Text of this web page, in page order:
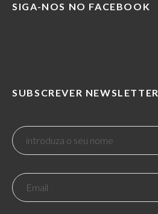
SIGA-NOS NO FACEBOOK
SUBSCREVER NEWSLETTER